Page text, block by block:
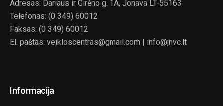
Adresas: Dariaus ir Girėno g. 1A, Jonava LT-55163
Telefonas: (0 349) 60012
Faksas: (0 349) 60012
El. paštas: veikloscentras@gmail.com | info@jnvc.lt
Informacija